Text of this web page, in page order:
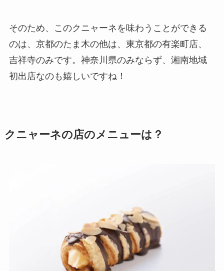
そのため、このクニャーネを味わうことができる
のは、京都のたま木の他は、東京都の有楽町店、
吉祥寺のみです。神奈川県のみならず、湘南地域
初出店なのも嬉しいですね！
クニャーネの店のメニューは？